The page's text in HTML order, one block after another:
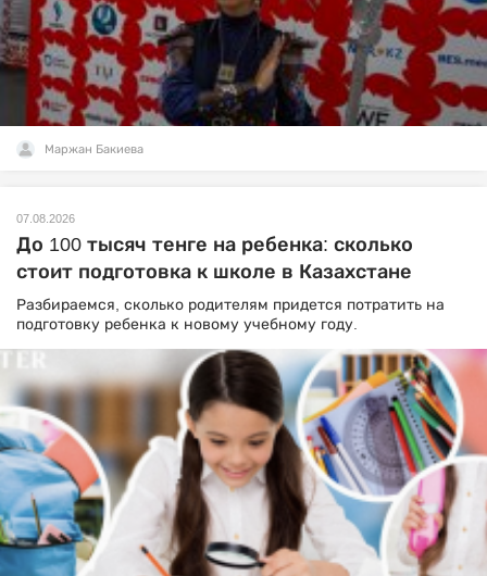
Маржан Бакиева
07.08.2026
До 100 тысяч тенге на ребенка: сколько
стоит подготовка к школе в Казахстане
Разбираемся, сколько родителям придется потратить на
подготовку ребенка к новому учебному году.